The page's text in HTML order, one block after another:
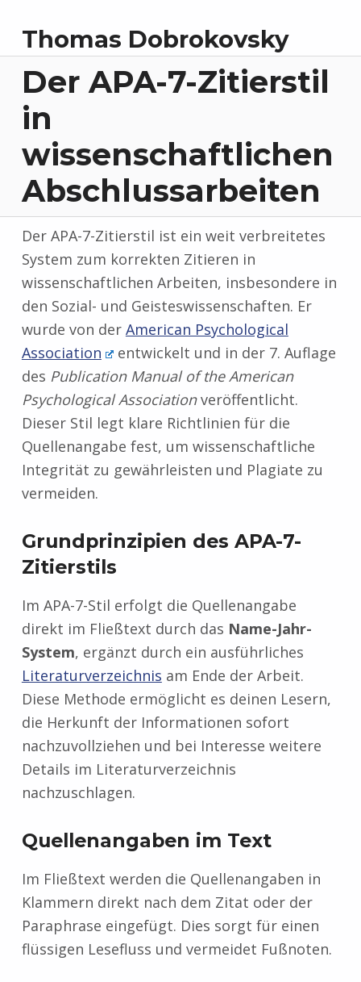
Thomas Dobrokovsky
Der APA-7-Zitierstil
in
wissenschaftlichen
Abschlussarbeiten
Der APA-7-Zitierstil ist ein weit verbreitetes
System zum korrekten Zitieren in
wissenschaftlichen Arbeiten, insbesondere in
den Sozial- und Geisteswissenschaften. Er
wurde von der American Psychological
Association
entwickelt und in der 7. Auflage
des Publication Manual of the American
Psychological Associationveröffentlicht.
Dieser Stil legt klare Richtlinien für die
Quellenangabe fest, um wissenschaftliche
Integrität zu gewährleisten und Plagiate zu
vermeiden.
Grundprinzipien des APA-7-
Zitierstils
Im APA-7-Stil erfolgt die Quellenangabe
direkt im Fließtext durch das Name-Jahr-
System, ergänzt durch ein ausführliches
Literaturverzeichnis am Ende der Arbeit.
Diese Methode ermöglicht es deinen Lesern,
die Herkunft der Informationen sofort
nachzuvollziehen und bei Interesse weitere
Details im Literaturverzeichnis
nachzuschlagen.
Quellenangaben im Text
Im Fließtext werden die Quellenangaben in
Klammern direkt nach dem Zitat oder der
Paraphrase eingefügt. Dies sorgt für einen
flüssigen Lesefluss und vermeidet Fußnoten.